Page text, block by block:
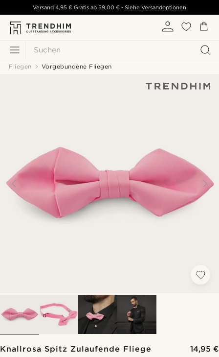
Suchen
Versand 4,95 € Gratis ab59,00 € - Siehe Versandoptionen
Fliegen Vorgebundene Fliegen
Knallrosa Spitz Zulaufende Fliege 14,95 €